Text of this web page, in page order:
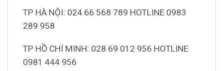
TP HÀ NỘI: 024 66 568 789 HOTLINE 0983
289 958
TP HỒ CHÍ MINH: 028 69 012 956 HOTLINE
0981 444 956